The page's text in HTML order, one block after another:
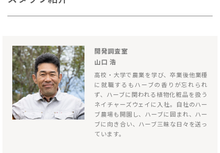
開発調査室
山口 浩
高校・大学で農業を学び、卒業後他業種
に就職するもハーブの香りが忘れられ
ず、ハーブに関われる植物化粧品を扱う
ネイチャーズウェイに入社。自社のハー
ブ農場も開園し、ハーブに囲まれ、ハー
ブに向き合い、ハーブ三昧な日々を送っ
ています。